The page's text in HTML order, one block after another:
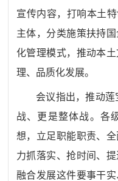
宣传内容，打响本土
主体，分类施策扶持
化管理模式，推动本
理、品质化发展。
会议指出，推动
战、更是整体战。各
想，立足职能职责、
力抓落实、抢时间、
融合发展这件要事干